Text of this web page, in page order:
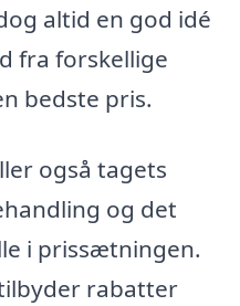
altid en god idé
fra forskellige
bedste pris.
også tagets
og det
i prissætningen.
rabatter